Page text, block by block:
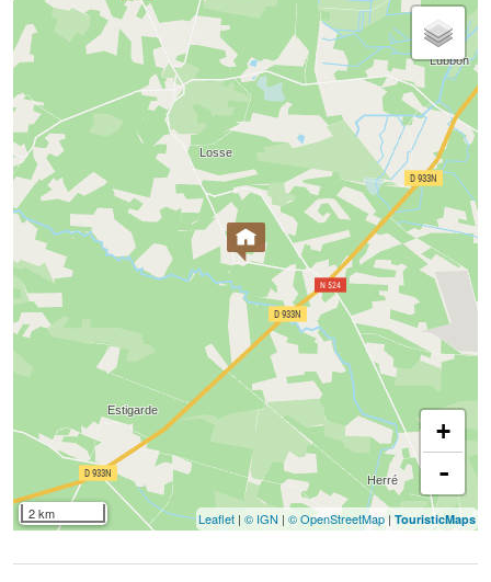
2 km
+
-
Leaflet | © IGN | © OpenStreetMap | TouristicMaps